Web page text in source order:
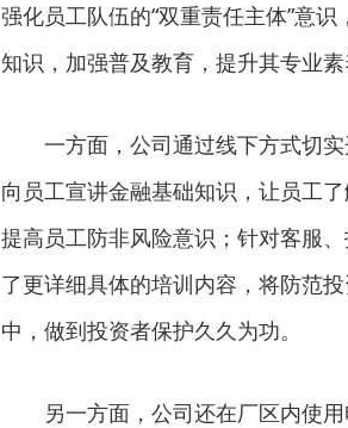
强化员工队伍的“双重责任主体”意
知识，加强普及教育，提升其专业素
一方面，公司通过线下方式切
向员工宣讲金融基础知识，让员工
提高员工防非风险意识；针对客服
了更详细具体的培训内容，将防范
中，做到投资者保护久久为功。
另一方面，公司还在厂区内使